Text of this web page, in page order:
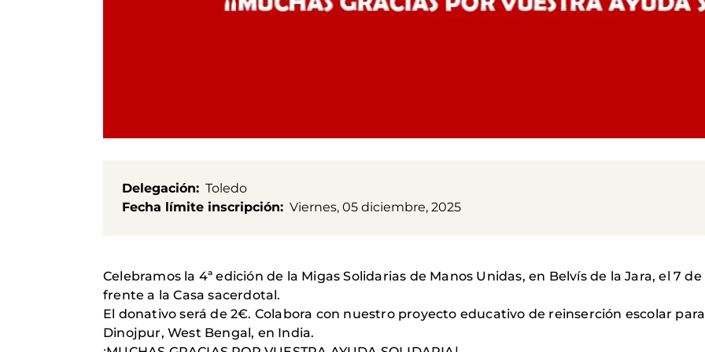
Delegación
Toledo
Fecha límite inscripción
Viernes, 05 diciembre, 2025
Celebramos la 4ª edición de la Migas Solidarias de Manos Unidas, en Belvís de la Jara, el 7
frente a la Casa sacerdotal.
El donativo será de 2€. Colabora con nuestro proyecto educativo de reinserción escolar
Dinojpur, West Bengal, en India.